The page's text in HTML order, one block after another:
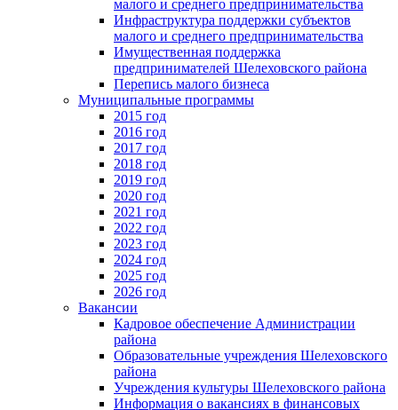
малого и среднего предпринимательства
Инфраструктура поддержки субъектов
малого и среднего предпринимательства
Имущественная поддержка
предпринимателей Шелеховского района
Перепись малого бизнеса
Муниципальные программы
2015 год
2016 год
2017 год
2018 год
2019 год
2020 год
2021 год
2022 год
2023 год
2024 год
2025 год
2026 год
Вакансии
Кадровое обеспечение Администрации
района
Образовательные учреждения Шелеховского
района
Учреждения культуры Шелеховского района
Информация о вакансиях в финансовых